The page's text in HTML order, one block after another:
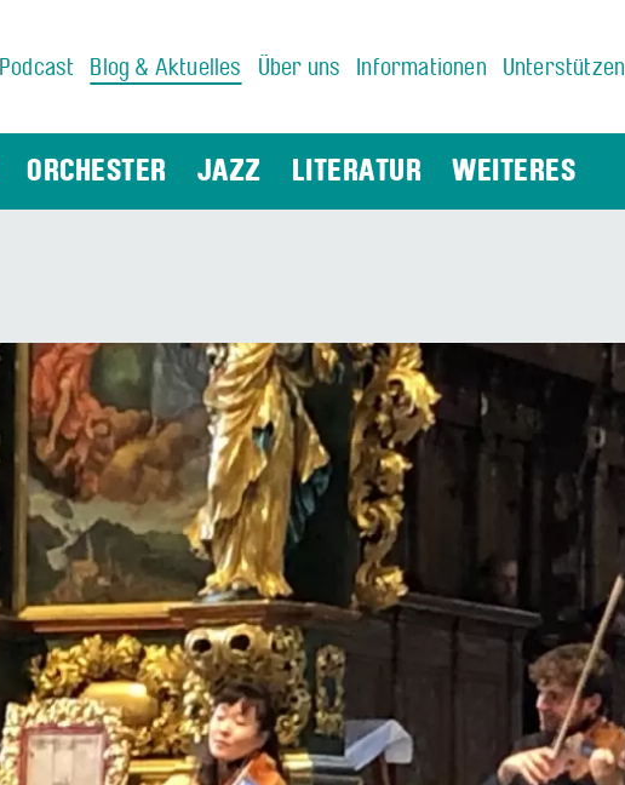
Podcast Blog & Aktuelles Über uns Informationen Unterstützen
ORCHESTER JAZZ LITERATUR WEITERES